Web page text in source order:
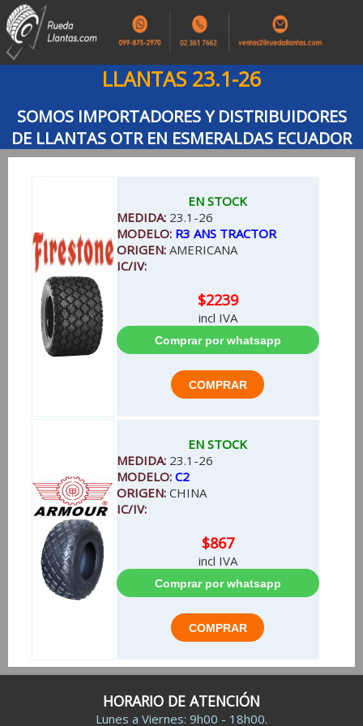
LLANTAS 23.1-26
SOMOS IMPORTADORES Y DISTRIBUIDORES
DE LLANTAS OTR EN ESMERALDAS ECUADOR
EN STOCK
MEDIDA: 23.1-26
MODELO: R3 ANS TRACTOR
ORIGEN: AMERICANA
IC/IV:
$2239
incl IVA
EN STOCK
MEDIDA: 23.1-26
MODELO: C2
ORIGEN: CHINA
IC/IV:
$867
incl IVA
HORARIO DE ATENCIÓN
Lunes a Viernes: 9h00 - 18h00.